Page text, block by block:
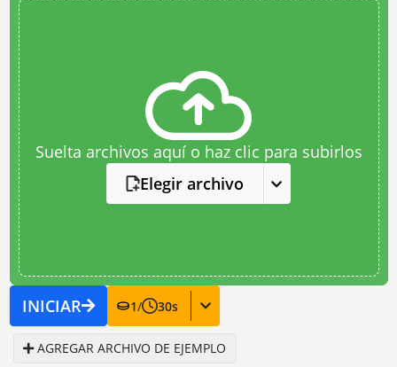
Suelta archivos aquí o haz clic para subirlos
Elegir archivo
INICIAR 1/ 30s
AGREGAR ARCHIVO DE EJEMPLO